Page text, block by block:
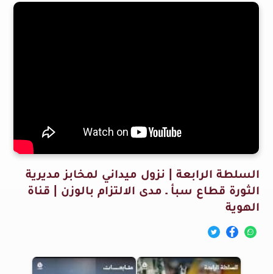
السلطة الرابعة | نزول ميداني لمخابز مديرية
الثورة قطاع سبأ ـ مدى الالتزام بالوزن | قناة
الهوية